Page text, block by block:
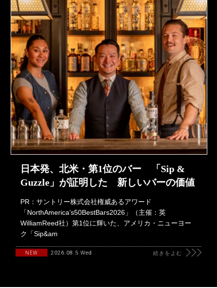
日本発、北米・第1位のバー 「Sip &
Guzzle」が証明した 新しいバーの価値
PR：サントリー株式会社権威あるアワード
「NorthAmerica’s50BestBars2026」（主催：英
WilliamReed社）第1位に輝いた、アメリカ・ニューヨー
ク「Sip&am
NEW 2026.08.5 Wed 続きをよむ